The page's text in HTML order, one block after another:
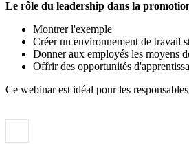
Le rôle du leadership dans la
Montrer l'exemple
Créer un environnement de travail
Donner aux employés les moyens
Offrir des opportunités
Ce webinar est idéal pour les